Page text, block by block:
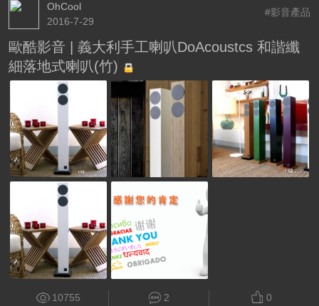
OhCool
2016-7-29
#影音產品
歐酷影音 | 義大利手工喇叭DoAcoustcs 和諧纖
細落地式喇叭(竹)
10755 2 0